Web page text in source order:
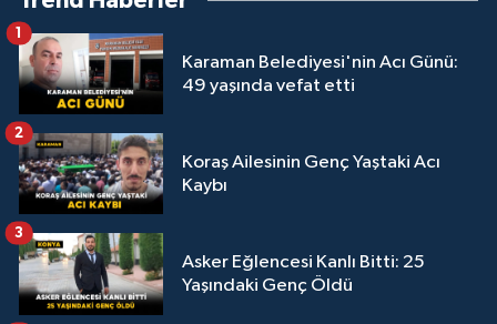
Karaman Belediyesi'nin Acı Günü:
49 yaşında vefat etti
1
Koraş Ailesinin Genç Yaştaki Acı
Kaybı
2
Asker Eğlencesi Kanlı Bitti: 25
Yaşındaki Genç Öldü
3